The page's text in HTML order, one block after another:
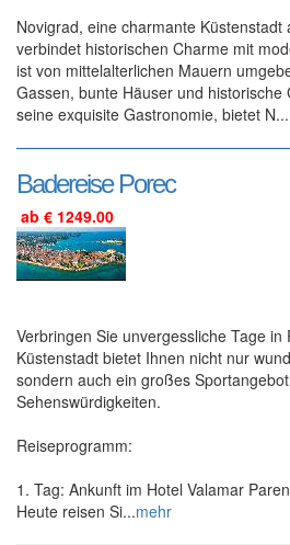
Novigrad, eine charmante Küstenstadt
verbindet historischen Charme mit
ist von mittelalterlichen Mauern
Gassen, bunte Häuser und historische
seine exquisite Gastronomie, bietet N...
Badereise Porec
ab € 1249.00
Verbringen Sie unvergessliche Tage
Küstenstadt bietet Ihnen nicht nur
sondern auch ein großes
Sehenswürdigkeiten.
Reiseprogramm:
1. Tag: Ankunft im Hotel Valamar
Heute reisen Si...mehr